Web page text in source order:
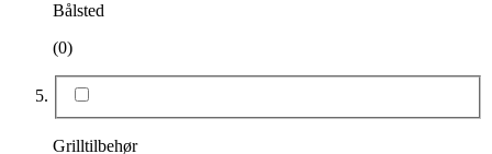
Bålsted
(0)
Grilltilbehør